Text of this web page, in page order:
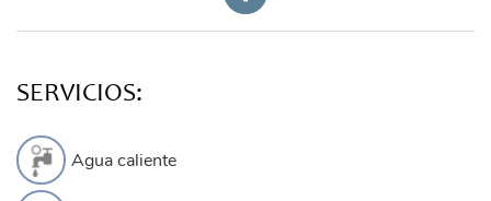
SERVICIOS:
Agua caliente